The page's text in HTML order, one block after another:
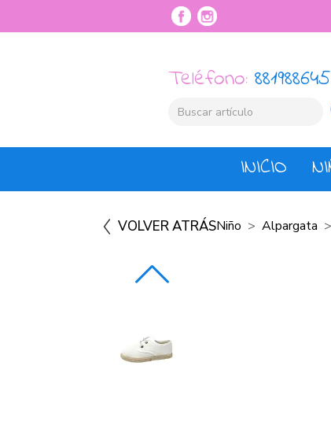
Teléfono: 881988645
INICIO
VOLVER ATRÁSNiño Alpargata